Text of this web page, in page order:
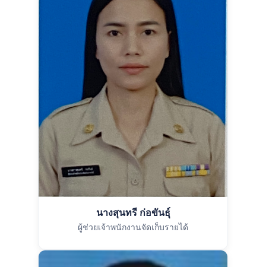
นางสุนทรี ก่อขันธุ์
ผู้ช่วยเจ้าพนักงานจัดเก็บรายได้